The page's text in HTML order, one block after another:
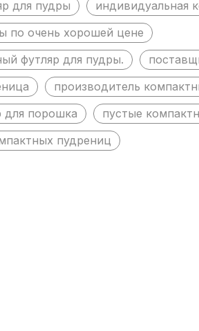
для пудры
индивидуальная
по очень хорошей цене
футляр для пудры.
производитель
для порошка
пустые
пудрениц